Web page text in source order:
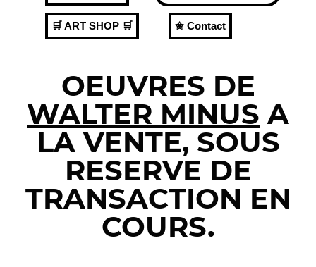
🛒 ART SHOP 🛒 ✬ Contact
OEUVRES DE
WALTER MINUS A
LA VENTE, SOUS
RESERVE DE
TRANSACTION EN
COURS.